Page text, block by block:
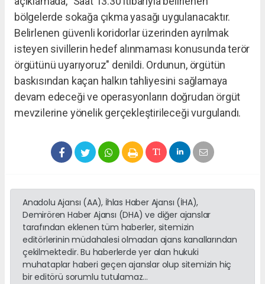
bölgelerde sokağa çıkma yasağı uygulanacaktır.
Belirlenen güvenli koridorlar üzerinden ayrılmak
isteyen sivillerin hedef alınmaması konusunda terör
örgütünü uyarıyoruz" denildi. Ordunun, örgütün
baskısından kaçan halkın tahliyesini sağlamaya
devam edeceği ve operasyonların doğrudan örgüt
mevzilerine yönelik gerçekleştirileceği vurgulandı.
Anadolu Ajansı (AA), İhlas Haber Ajansı (İHA),
Demirören Haber Ajansı (DHA) ve diğer ajanslar
tarafından eklenen tüm haberler, sitemizin
editörlerinin müdahalesi olmadan ajans kanallarından
çekilmektedir. Bu haberlerde yer alan hukuki
muhataplar haberi geçen ajanslar olup sitemizin hiç
bir editörü sorumlu tutulamaz...